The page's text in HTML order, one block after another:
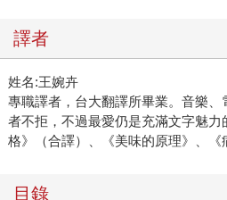
譯者
姓名:王婉卉
專職譯者，台大翻譯所畢業。音樂
者不拒，不過最愛仍是充滿文字魅
格》（合譯）、《美味的原理》、《
目錄